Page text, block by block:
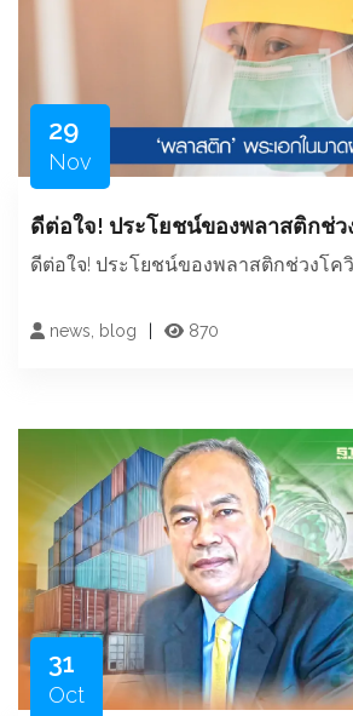
29
Nov
ดีต่อใจ! ประโยชน์ของพลาสติกช่ว
ดีต่อใจ! ประโยชน์ของพลาสติกช่วงโค
news, blog 870
31
Oct